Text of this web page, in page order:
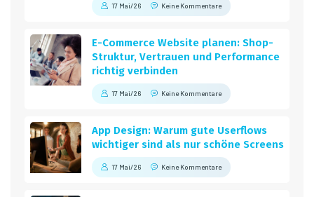
17 Mai/26 Keine Kommentare
E-Commerce Website planen: Shop-
Struktur, Vertrauen und Performance
richtig verbinden
17 Mai/26 Keine Kommentare
App Design: Warum gute Userflows
wichtiger sind als nur schöne Screens
17 Mai/26 Keine Kommentare